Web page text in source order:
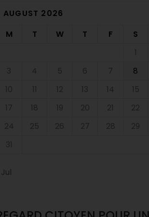
AUGUST 2026
M
T W T F S
1
3
4 5 6 7 8
10
11 12 13 14 15
17
18 19 20 21 22
24
25 26 27 28 29
31